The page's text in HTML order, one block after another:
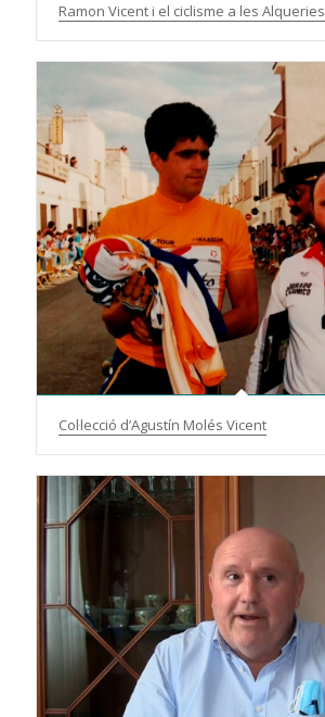
Ramon Vicent i el ciclisme a les Alqueries
Col·lecció d’Agustín Molés Vicent